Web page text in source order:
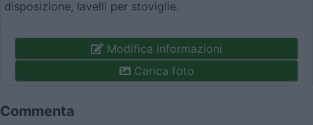
disposizione, lavelli per stoviglie.
Modifica informazioni
Carica foto
Commenta